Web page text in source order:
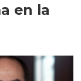
en la